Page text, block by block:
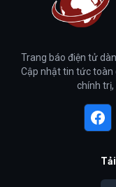
Trang báo điện tử
Cập nhật tin tức toàn
chính trị,